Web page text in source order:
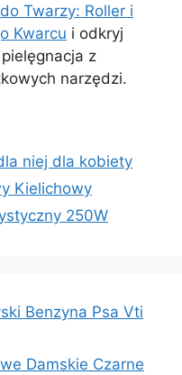
Twarzy: Roller i
Kwarcu i odkryj
z
narzędzi.
niej dla kobiety
Kielichowy
250W
Benzyna Psa Vti
Damskie Czarne